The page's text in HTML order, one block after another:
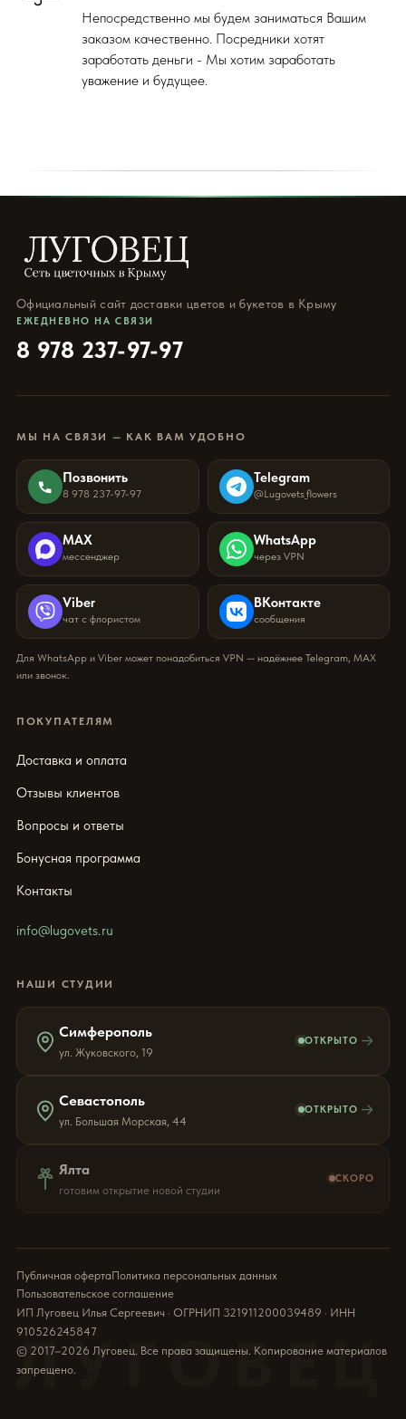
Непосредственно мы будем заниматься Вашим
заказом качественно. Посредники хотят
заработать деньги - Мы хотим заработать
уважение и будущее.
Официальный сайт доставки цветов и букетов в Крыму
ЕЖЕДНЕВНО НА СВЯЗИ
8 978 237-97-97
МЫ НА СВЯЗИ — КАК ВАМ УДОБНО
Позвонить
8 978 237-97-97
Telegram
@Lugovets_flowers
MAX
мессенджер
WhatsApp
через VPN
Viber
чат с флористом
ВКонтакте
сообщения
Для WhatsApp и Viber может понадобиться VPN — надёжнее Telegram, MAX
или звонок.
ПОКУПАТЕЛЯМ
Доставка и оплата
Отзывы клиентов
Вопросы и ответы
Бонусная программа
Контакты
info@lugovets.ru
НАШИ СТУДИИ
Симферополь
ул. Жуковского, 19
ОТКРЫТО →
Севастополь
ул. Большая Морская, 44
ОТКРЫТО →
Ялта
готовим открытие новой студии
СКОРО
Публичная офертаПолитика персональных данных
Пользовательское соглашение
ИП Луговец Илья Сергеевич · ОГРНИП 321911200039489 · ИНН
910526245847
© 2017–2026 Луговец. Все права защищены. Копирование материалов
запрещено.
ЛУГОВЕЦ